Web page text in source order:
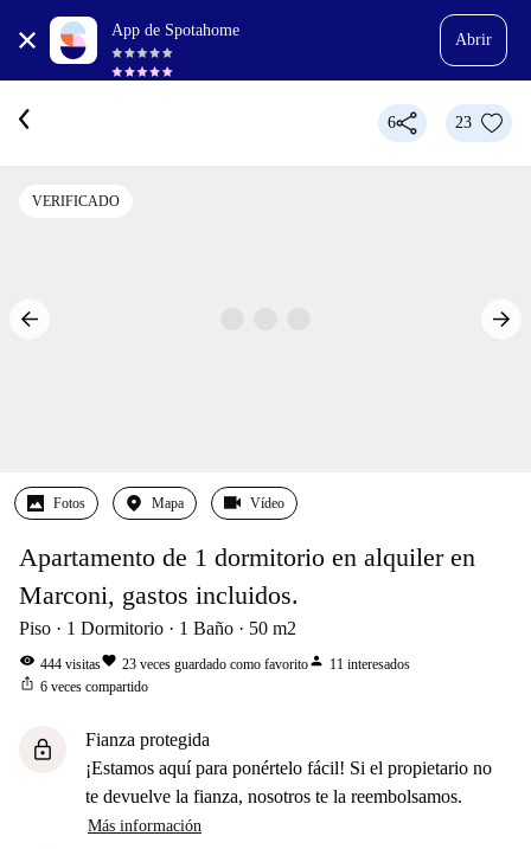
App de Spotahome
Abrir
6 23
VERIFICADO
Fotos Mapa Vídeo
Apartamento de 1 dormitorio en alquiler en
Marconi, gastos incluidos.
Piso 1 Dormitorio 1 Baño 50 m2
visibility 444 visitasfavorite 23 veces guardado como favoritoperson 11 interesados
ios_share 6 veces compartido
lock
Fianza protegida
¡Estamos aquí para ponértelo fácil! Si el propietario no
te devuelve la fianza, nosotros te la reembolsamos.
Más información